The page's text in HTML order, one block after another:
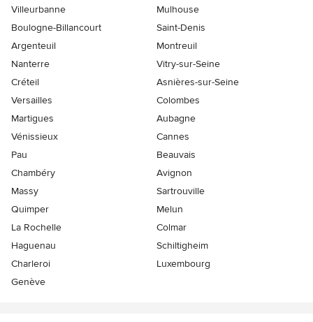
Villeurbanne
Mulhouse
Boulogne-Billancourt
Saint-Denis
Argenteuil
Montreuil
Nanterre
Vitry-sur-Seine
Créteil
Asnières-sur-Seine
Versailles
Colombes
Martigues
Aubagne
Vénissieux
Cannes
Pau
Beauvais
Chambéry
Avignon
Massy
Sartrouville
Quimper
Melun
La Rochelle
Colmar
Haguenau
Schiltigheim
Charleroi
Luxembourg
Genève